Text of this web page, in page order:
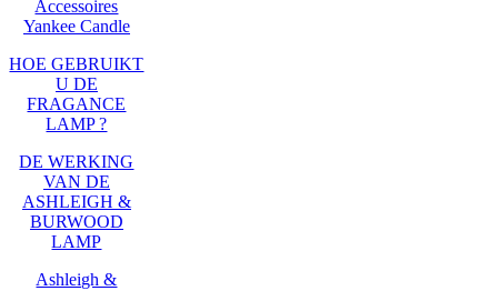
Accessoires
Yankee Candle
HOE GEBRUIKT
U DE
FRAGANCE
LAMP ?
DE WERKING
VAN DE
ASHLEIGH &
BURWOOD
LAMP
Ashleigh &